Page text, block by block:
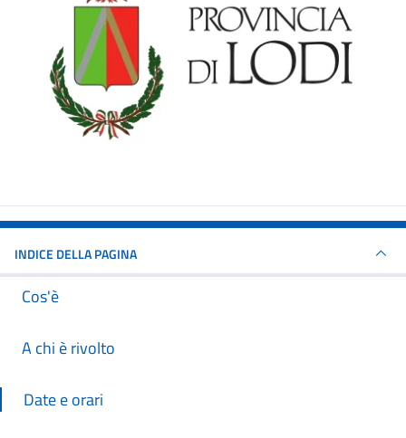
INDICE DELLA PAGINA
Cos'è
A chi è rivolto
Date e orari